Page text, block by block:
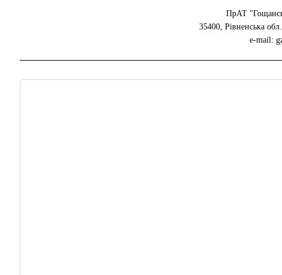
ПрАТ
35400, Рівненська
e-mail: